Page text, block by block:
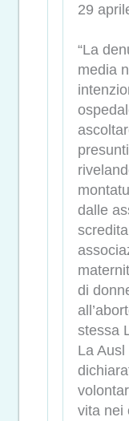
29
“La
media
dalle
di
stessa
La
vita nei